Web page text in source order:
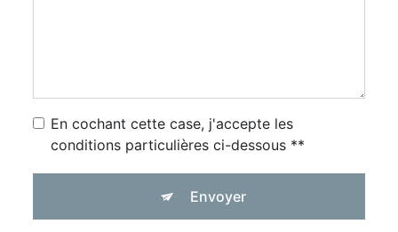
En cochant cette case, j'accepte les
conditions particulières ci-dessous **
Envoyer